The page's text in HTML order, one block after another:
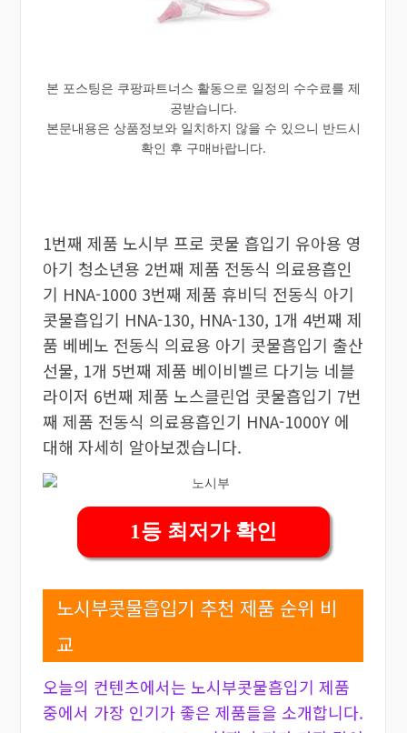
본 포스팅은 쿠팡파트너스 활동으로 일정의 수수료를 제
공받습니다.
본문내용은 상품정보와 일치하지 않을 수 있으니 반드시
확인 후 구매바랍니다.
1번째 제품 노시부 프로 콧물 흡입기 유아용 영
아기 청소년용 2번째 제품 전동식 의료용흡인
기 HNA-1000 3번째 제품 휴비딕 전동식 아기
콧물흡입기 HNA-130, HNA-130, 1개 4번째 제
품 베베노 전동식 의료용 아기 콧물흡입기 출산
선물, 1개 5번째 제품 베이비벨르 다기능 네블
라이저 6번째 제품 노스클린업 콧물흡입기 7번
째 제품 전동식 의료용흡인기 HNA-1000Y 에
대해 자세히 알아보겠습니다.
1등 최저가 확인
노시부콧물흡입기 추천 제품 순위 비
교
오늘의 컨텐츠에서는 노시부콧물흡입기 제품
중에서 가장 인기가 좋은 제품들을 소개합니다.